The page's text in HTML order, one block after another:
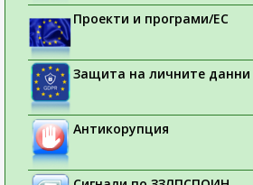
Проекти и програми/ЕС
Защита на личните данни
Антикорупция